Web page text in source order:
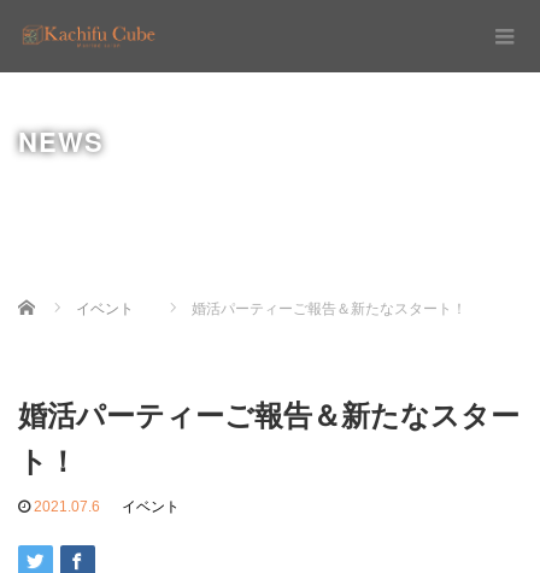
NEWS
Home イベント 婚活パーティーご報告＆新たなスタート！
婚活パーティーご報告＆新たなスター
ト！
2021.07.6 イベント